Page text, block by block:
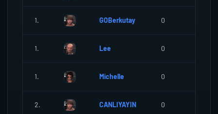
1. GOBerkutay 0
1. Lee 0
1. Michelle 0
2. CANLIYAYIN 0